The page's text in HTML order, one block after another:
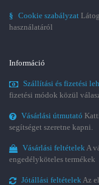
§ Cookie szabályzat
használatáról
Információ
Szállítási és fizetési
fizetési módok közül
Vásárlási útmutató
segítséget szeretne kapni.
Vásárlási feltételekA
engedélyköteles termékek
Jótállási feltételekAz